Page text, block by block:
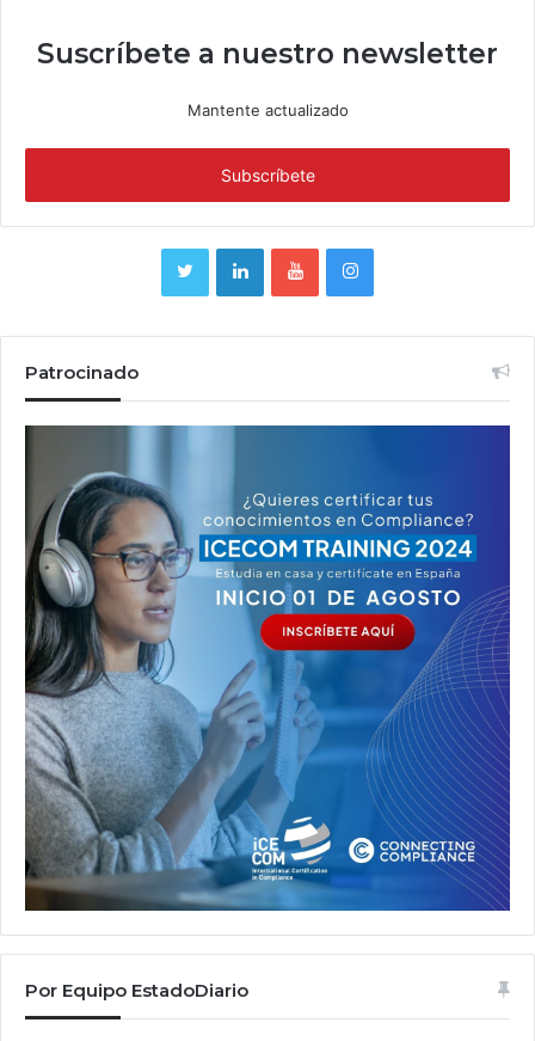
Suscríbete a nuestro newsletter
Mantente actualizado
Patrocinado
Por Equipo EstadoDiario